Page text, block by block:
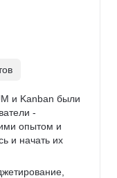
и Kanban были
-
опытом и
и начать их